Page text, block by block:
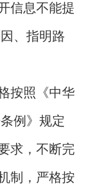
信息不能提
、指明路
按照《中华
例》规定
求 ， 不断完
制，严格按